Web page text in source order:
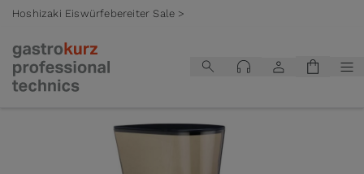
Hoshizaki Eiswürfebereiter Sale >